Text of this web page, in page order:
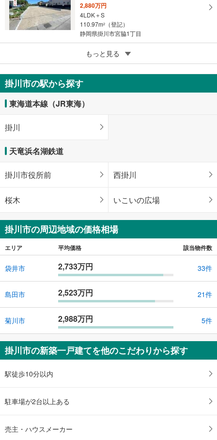
2,880万円
4LDK＋S
110.97m2
（登記）
静岡県掛川市宮脇1丁目
成約でもらえる
掛川市大渕
1,899万円
4LDK
95.64m
静岡県掛川市大渕
もっと見る
掛川市の駅から探す
東海道本線（JR東海）
掛川
天竜浜名湖鉄道
掛川市役所前 西掛川
桜木 いこいの広場
掛川市の周辺地域の価格相場
エリア 平均価格 該当物件数
袋井市 2,733万円 33件
島田市 2,523万円 21件
菊川市 2,988万円 5件
掛川市の新築一戸建てを他のこだわりから探す
駅徒歩10分以内
駐車場が2台以上ある
売主・ハウスメーカー